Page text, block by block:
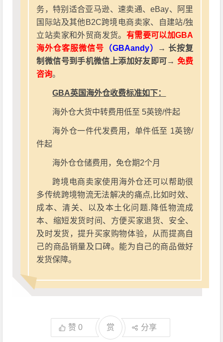
务，特别适合亚马逊、速卖通、eBay、阿里
国际站及其他B2C跨境电商卖家、自建站/独
立站卖家和外贸商发货。 有需要可以加GBA
海外仓客服微信号 （GBAandy）
→ 长按复
制微信号到手机微信上添加好友即可→ 免费
咨询。
GBA英国海外仓收费标准如下：
海外仓大货中转费用低至 5英镑/件起
海外仓一件代发费用，单件低至 1英镑/
件起
海外仓仓储费用，免仓期2个月
跨境电商卖家使用海外仓还可以帮助很
多传统跨境物流无法解决的痛点,比如时效、
成本、清关、以及本土化问题.降低物流成
本、缩短发货时间、方便买家退货、安全、
及时发货，提升买家购物体验，从而提高自
己的商品销量及口碑。能为自己的商品做好
发货保障。
赞0 赏 分享